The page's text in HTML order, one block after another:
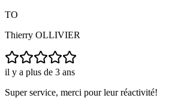
TO
Thierry OLLIVIER
il y a plus de 3 ans
Super service, merci pour leur réactivité!